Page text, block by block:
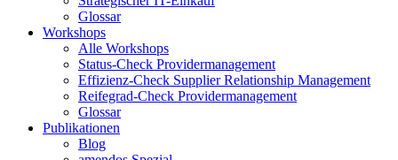
Glossar
Workshops
Alle Workshops
Status-Check Providermanagement
Effizienz-Check Supplier Relationship Management
Reifegrad-Check Providermanagement
Glossar
Publikationen
Blog